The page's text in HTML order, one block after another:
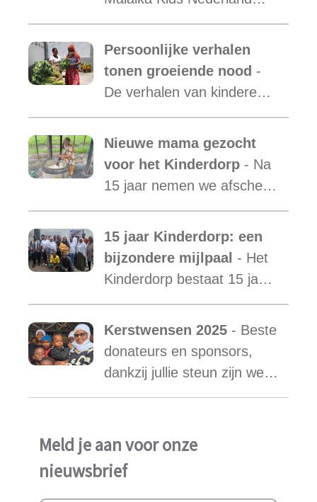
met daarin opgenomen het
verslag van de activiteiten
van Malaika Kids Tanzania
is uit.
Persoonlijke verhalen
tonen groeiende nood -
De verhalen van kinderen
laten zien hoe essentieel
onze ondersteuning is,
terwijl de vraag blijft
toenemen.
Nieuwe mama gezocht
voor het Kinderdorp - Na
15 jaar nemen we afscheid
van Mama Ester. We
starten de zoektocht naar
een nieuwe mama met een
warm hart voor onze
15 jaar Kinderdorp: een
bijzondere mijlpaal - Het
Kinderdorp bestaat 15 jaar
en groeide uit tot een plek
waar honderden kinderen
een stabiele toekomst
vonden.
Kerstwensen 2025 - Beste
donateurs en sponsors,
dankzij jullie steun zijn we
ook in het afgelopen jaar
ondersteunen.
Meld je aan voor onze
nieuwsbrief